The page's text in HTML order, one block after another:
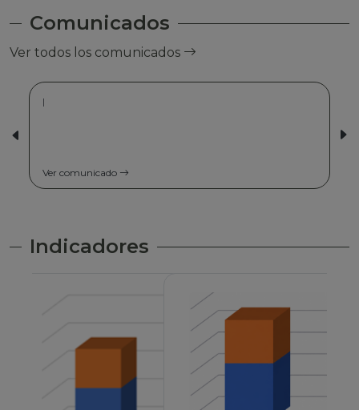
Comunicados
Ver todos los comunicados
|
Ver comunicado
Indicadores